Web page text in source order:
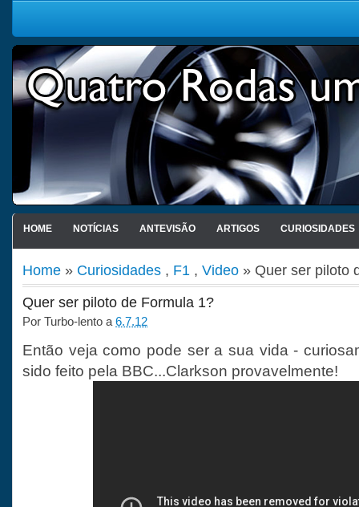
HOME NOTÍCIAS ANTEVISÃO ARTIGOS CURIOSIDADES
Home » Curiosidades , F1 , Video » Quer ser piloto
Quer ser piloto de Formula 1?
Por Turbo-lento a 6.7.12
Então veja como pode ser a sua vida -
sido feito pela BBC...Clarkson provavelmente!